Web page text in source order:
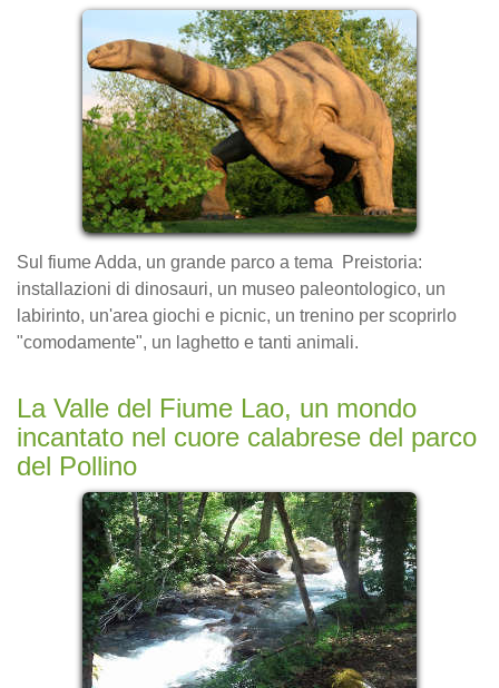
Sul fiume Adda, un grande parco a tema Preistoria:
installazioni di dinosauri, un museo paleontologico, un
labirinto, un'area giochi e picnic, un trenino per scoprirlo
"comodamente", un laghetto e tanti animali.
La Valle del Fiume Lao, un mondo
incantato nel cuore calabrese del parco
del Pollino